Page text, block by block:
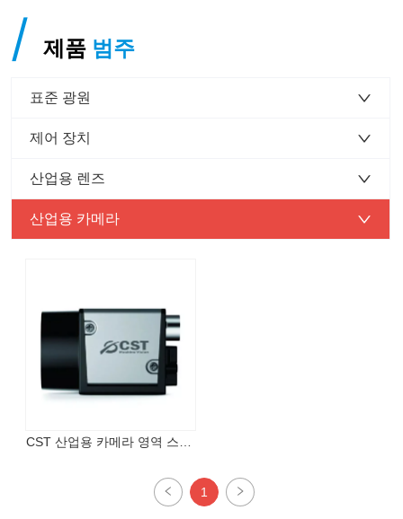
/ 제품 범주
표준 광원
제어 장치
산업용 렌즈
산업용 카메라
CST 산업용 카메라 영역 스캔
1